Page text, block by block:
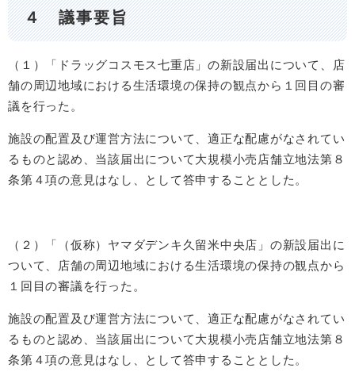
４ 議事要旨
（１）「ドラッグコスモス七重店」の新設届出について、店
舗の周辺地域における生活環境の保持の観点から１回目の審
議を行った。
施設の配置及び運営方法について、適正な配慮がなされてい
るものと認め、当該届出について大規模小売店舗立地法第８
条第４項の意見はなし、として答申することとした。
（２）「（仮称）ヤマダデンキ久留米中央店」の新設届出に
ついて、店舗の周辺地域における生活環境の保持の観点から
１回目の審議を行った。
施設の配置及び運営方法について、適正な配慮がなされてい
るものと認め、当該届出について大規模小売店舗立地法第８
条第４項の意見はなし、として答申することとした。